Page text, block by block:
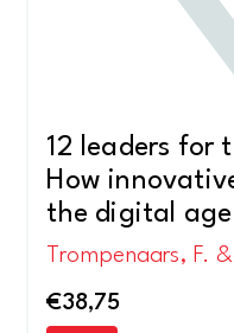
12 leaders for
How
the digital age
Trompenaars, F.
€38,75